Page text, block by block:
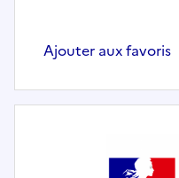
Ajouter aux favoris